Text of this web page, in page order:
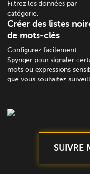
Filtrez les données par
catégorie.
Créer des listes
de mots-clés
Configurez facilement
Spynger pour signaler
mots ou expressions
que vous souhaitez
SUIVRE